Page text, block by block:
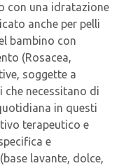
con una idratazione
anche per pelli
bambino con
(Rosacea,
soggette a
necessitano di
in questi
terapeutico e
e
lavante, dolce,